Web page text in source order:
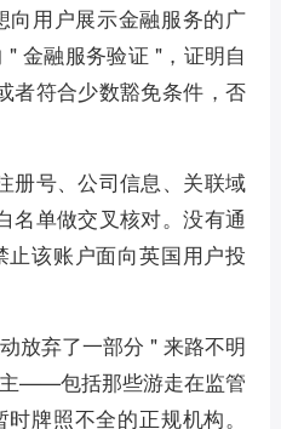
向用户展示金融服务的广
金融服务验证 "，证明自
者符合少数豁免条件，否
册号、公司信息、关联域
名单做交叉核对。没有通
该账户面向英国用户投
放弃了一部分 " 来路不明
——包括那些游走在监管
牌照不全的正规机构。